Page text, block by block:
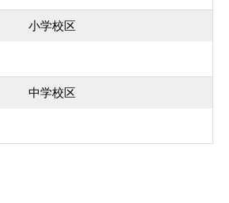
小学校区
中学校区